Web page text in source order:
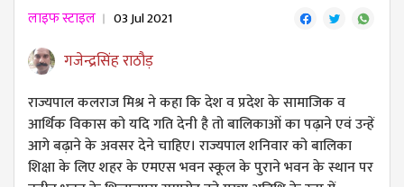
लाइफ स्टाइल 03 Jul 2021
गजेन्द्रसिंह राठौड़
राज्यपाल कलराज मिश्र ने कहा कि देश व प्रदेश के सामाजिक व
आर्थिक विकास को यदि गति देनी है तो बालिकाओं का पढ़ाने एवं उन्हें
आगे बढ़ाने के अवसर देने चाहिए। राज्यपाल शनिवार को बालिका
शिक्षा के लिए शहर के एमएस भवन स्कूल के पुराने भवन के स्थान पर